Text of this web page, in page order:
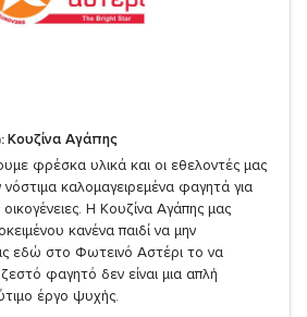
Κουζίνα Αγάπης
φρέσκα υλικά και οι εθελοντές μας
καλομαγειρεμένα φαγητά για
Η Κουζίνα Αγάπης μας
κανένα παιδί να μην
εδώ στο Φωτεινό Αστέρι το να
φαγητό δεν είναι μια απλή
έργο ψυχής.